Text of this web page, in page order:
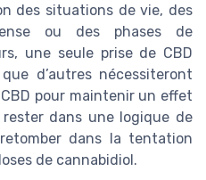
des situations de vie, des
ou des phases de
une seule prise de CBD
d’autres nécessiteront
pour maintenir un effet
dans une logique de
dans la tentation
de cannabidiol.